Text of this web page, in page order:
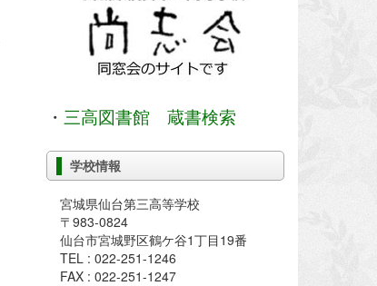
・ 三高図書館 蔵書検索
学校情報
宮城県仙台第三高等学校
〒983-0824
仙台市宮城野区鶴ケ谷1丁目19番
TEL : 022-251-1246
FAX : 022-251-1247